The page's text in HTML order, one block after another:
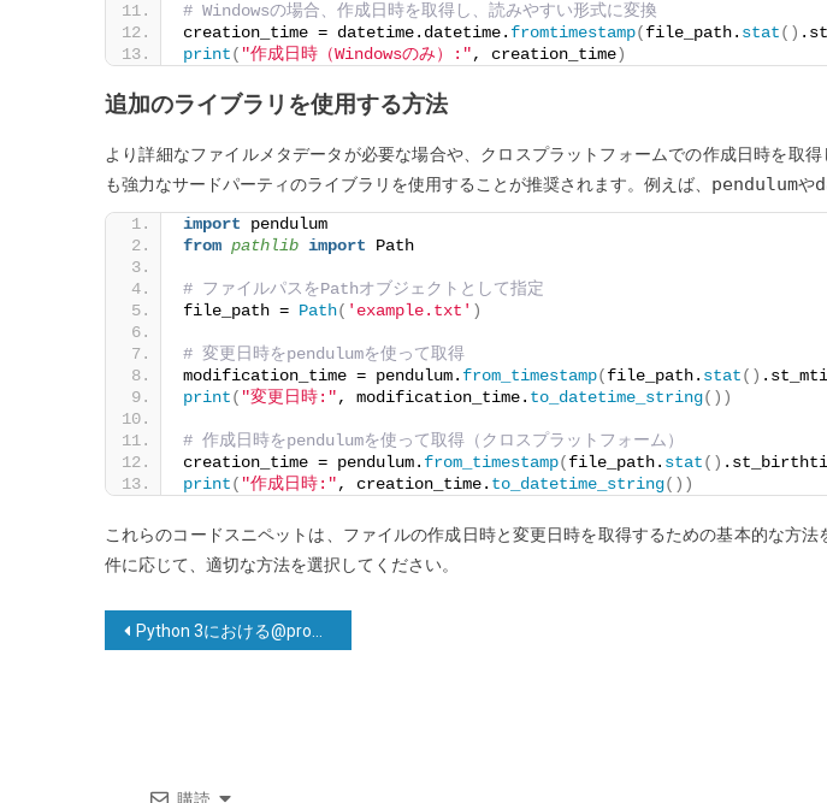
# Windowsの場合、作成日時を取得し、読みやすい形式に変換
creation_time = datetime.datetime. fromtimestamp(file_path. stat()
print( "作成日時（Windowsのみ）:", creation_time)
追加のライブラリを使用する方法
より詳細なファイルメタデータが必要な場合や、クロスプラットフォームでの作成日時を取得
も強力なサードパーティのライブラリを使用することが推奨されます。例えば、 pendulumや
import pendulum
from pathlib import Path
# ファイルパスをPathオブジェクトとして指定
file_path = Path( 'example.txt' )
# 変更日時をpendulumを使って取得
modification_time = pendulum. from_timestamp(file_path. stat()
print( "変更日時:", modification_time. to_datetime_string())
# 作成日時をpendulumを使って取得（クロスプラットフォーム）
creation_time = pendulum. from_timestamp(file_path. stat()
print( "作成日時:", creation_time. to_datetime_string())
これらのコードスニペットは、ファイルの作成日時と変更日時を取得するための基本的な方
件に応じて、適切な方法を選択してください。
投 Python 3における@propertyデコレータの動作原理